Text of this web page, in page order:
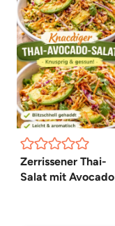
Zerrissener Thai-
Salat mit Avocado